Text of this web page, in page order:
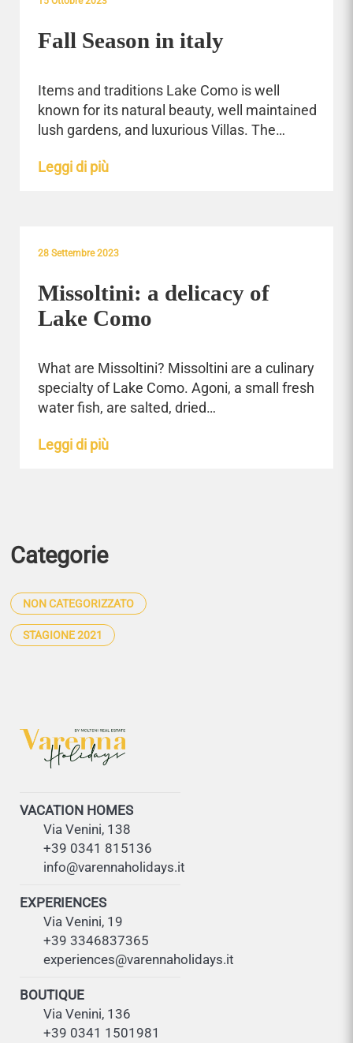
Fall Season in italy
Items and traditions Lake Como is well
known for its natural beauty, well maintained
lush gardens, and luxurious Villas. The…
Leggi di più
28 Settembre 2023
Missoltini: a delicacy of
Lake Como
What are Missoltini? Missoltini are a culinary
specialty of Lake Como. Agoni, a small fresh
water fish, are salted, dried…
Leggi di più
Categorie
NON CATEGORIZZATO
STAGIONE 2021
VACATION HOMES
Via Venini, 138
+39 0341 815136
info@varennaholidays.it
EXPERIENCES
Via Venini, 19
+39 3346837365
experiences@varennaholidays.it
BOUTIQUE
Via Venini, 136
+39 0341 1501981